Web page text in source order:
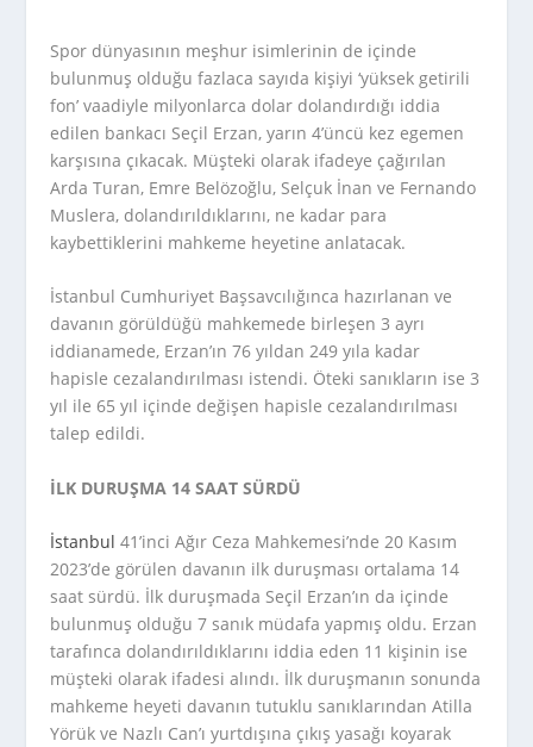
Spor dünyasının meşhur isimlerinin de içinde
bulunmuş olduğu fazlaca sayıda kişiyi ‘yüksek getirili
fon’ vaadiyle milyonlarca dolar dolandırdığı iddia
edilen bankacı Seçil Erzan, yarın 4’üncü kez egemen
karşısına çıkacak. Müşteki olarak ifadeye çağırılan
Arda Turan, Emre Belözoğlu, Selçuk İnan ve Fernando
Muslera, dolandırıldıklarını, ne kadar para
kaybettiklerini mahkeme heyetine anlatacak.
İstanbul Cumhuriyet Başsavcılığınca hazırlanan ve
davanın görüldüğü mahkemede birleşen 3 ayrı
iddianamede, Erzan’ın 76 yıldan 249 yıla kadar
hapisle cezalandırılması istendi. Öteki sanıkların ise 3
yıl ile 65 yıl içinde değişen hapisle cezalandırılması
talep edildi.
İLK DURUŞMA 14 SAAT SÜRDÜ
İstanbul 41’inci Ağır Ceza Mahkemesi’nde 20 Kasım
2023’de görülen davanın ilk duruşması ortalama 14
saat sürdü. İlk duruşmada Seçil Erzan’ın da içinde
bulunmuş olduğu 7 sanık müdafa yapmış oldu. Erzan
tarafınca dolandırıldıklarını iddia eden 11 kişinin ise
müşteki olarak ifadesi alındı. İlk duruşmanın sonunda
mahkeme heyeti davanın tutuklu sanıklarından Atilla
Yörük ve Nazlı Can’ı yurtdışına çıkış yasağı koyarak